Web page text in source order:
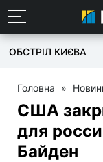
ОБСТРІЛ КИЄВА
Головна »
США
для
Байден